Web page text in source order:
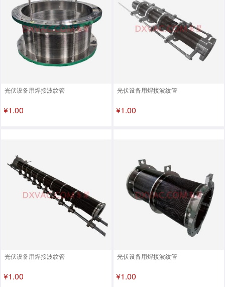
光伏设备用焊接波纹管
¥1.00
光伏设备用焊接波纹管
¥1.00
光伏设备用焊接波纹管
¥1.00
光伏设备用焊接波纹管
¥1.00